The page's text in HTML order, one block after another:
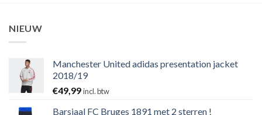
NIEUW
Manchester United adidas presentation jacket
2018/19
€49,99incl. btw
Barsjaal FC Bruges 1891 met 2 sterren !